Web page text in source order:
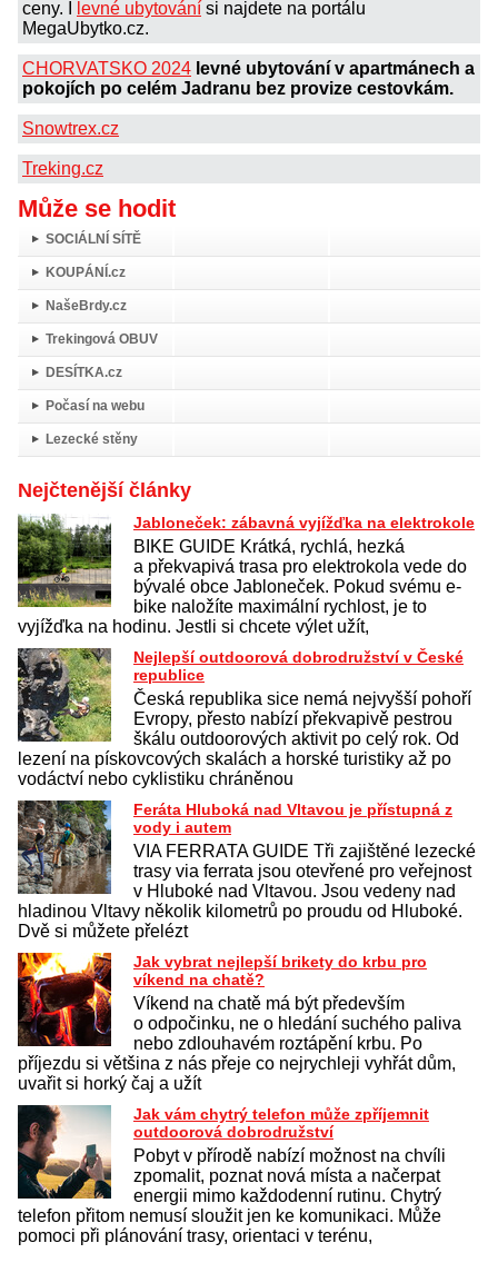
ceny. I
levné ubytování si najdete na portálu
MegaUbytko.cz.
CHORVATSKO 2024 levné ubytování v apartmánech a
pokojích po celém Jadranu bez provize cestovkám.
Snowtrex.cz
Treking.cz
Může se hodit
SOCIÁLNÍ SÍTĚ
KOUPÁNÍ.cz
NašeBrdy.cz
Trekingová OBUV
DESÍTKA.cz
Počasí na webu
Lezecké stěny
Nejčtenější články
Jabloneček: zábavná vyjížďka na elektrokole
BIKE GUIDE Krátká, rychlá, hezká
a překvapivá trasa pro elektrokola vede do
bývalé obce Jabloneček. Pokud svému e-
bike naložíte maximální rychlost, je to
vyjížďka na hodinu. Jestli si chcete výlet užít,
Nejlepší outdoorová dobrodružství v České
republice
Česká republika sice nemá nejvyšší pohoří
Evropy, přesto nabízí překvapivě pestrou
škálu outdoorových aktivit po celý rok. Od
lezení na pískovcových skalách a horské turistiky až po
vodáctví nebo cyklistiku chráněnou
Feráta Hluboká nad Vltavou je přístupná z
vody i autem
VIA FERRATA GUIDE Tři zajištěné lezecké
trasy via ferrata jsou otevřené pro veřejnost
v Hluboké nad Vltavou. Jsou vedeny nad
hladinou Vltavy několik kilometrů po proudu od Hluboké.
Dvě si můžete přelézt
Jak vybrat nejlepší brikety do krbu pro
víkend na chatě?
Víkend na chatě má být především
o odpočinku, ne o hledání suchého paliva
nebo zdlouhavém roztápění krbu. Po
příjezdu si většina z nás přeje co nejrychleji vyhřát dům,
uvařit si horký čaj a užít
Jak vám chytrý telefon může zpříjemnit
outdoorová dobrodružství
Pobyt v přírodě nabízí možnost na chvíli
zpomalit, poznat nová místa a načerpat
energii mimo každodenní rutinu. Chytrý
telefon přitom nemusí sloužit jen ke komunikaci. Může
pomoci při plánování trasy, orientaci v terénu,